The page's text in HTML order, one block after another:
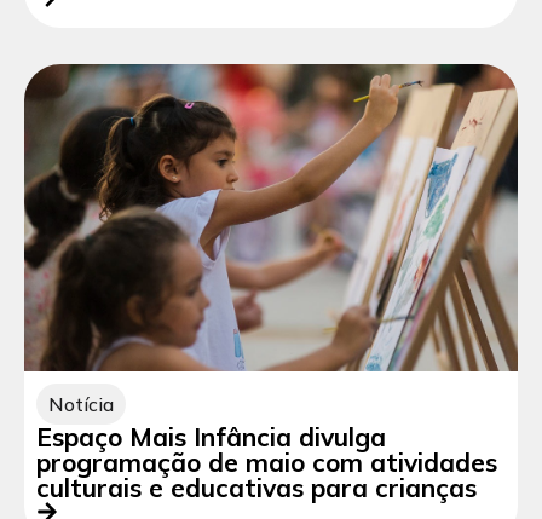
Notícia
Espaço Mais Infância divulga
programação de maio com atividades
culturais e educativas para crianças